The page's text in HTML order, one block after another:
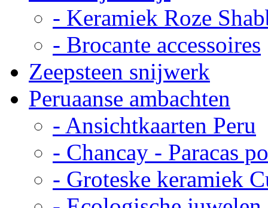
- Keramiek Roze
- Brocante accessoires
Zeepsteen snijwerk
Peruaanse ambachten
- Ansichtkaarten Peru
- Chancay - Paracas
- Groteske keramiek